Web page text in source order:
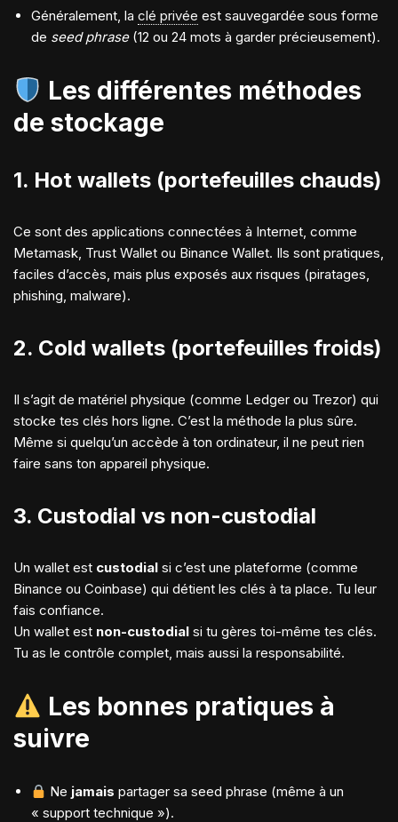
Généralement, la clé privée est sauvegardée sous forme
de seed phrase(12 ou 24 mots à garder précieusement).
Les différentes méthodes
de stockage
1. Hot wallets (portefeuilles chauds)
Ce sont des applications connectées à Internet, comme
Metamask, Trust Wallet ou Binance Wallet. Ils sont pratiques,
faciles d’accès, mais plus exposés aux risques (piratages,
phishing, malware).
2. Cold wallets (portefeuilles froids)
Il s’agit de matériel physique (comme Ledger ou Trezor) qui
stocke tes clés hors ligne. C’est la méthode la plus sûre.
Même si quelqu’un accède à ton ordinateur, il ne peut rien
faire sans ton appareil physique.
3. Custodial vs non-custodial
Un wallet est custodial si c’est une plateforme (comme
Binance ou Coinbase) qui détient les clés à ta place. Tu leur
fais confiance.
Un wallet est non-custodial si tu gères toi-même tes clés.
Tu as le contrôle complet, mais aussi la responsabilité.
Les bonnes pratiques à
suivre
Ne jamais partager sa seed phrase (même à un
« support technique »).